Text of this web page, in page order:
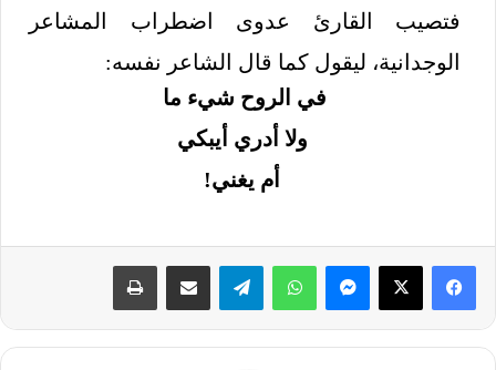
فتصيب القارئ عدوى اضطراب المشاعر
الوجدانية، ليقول كما قال الشاعر نفسه:
في الروح شيء ما
ولا أدري أيبكي
أم يغني!